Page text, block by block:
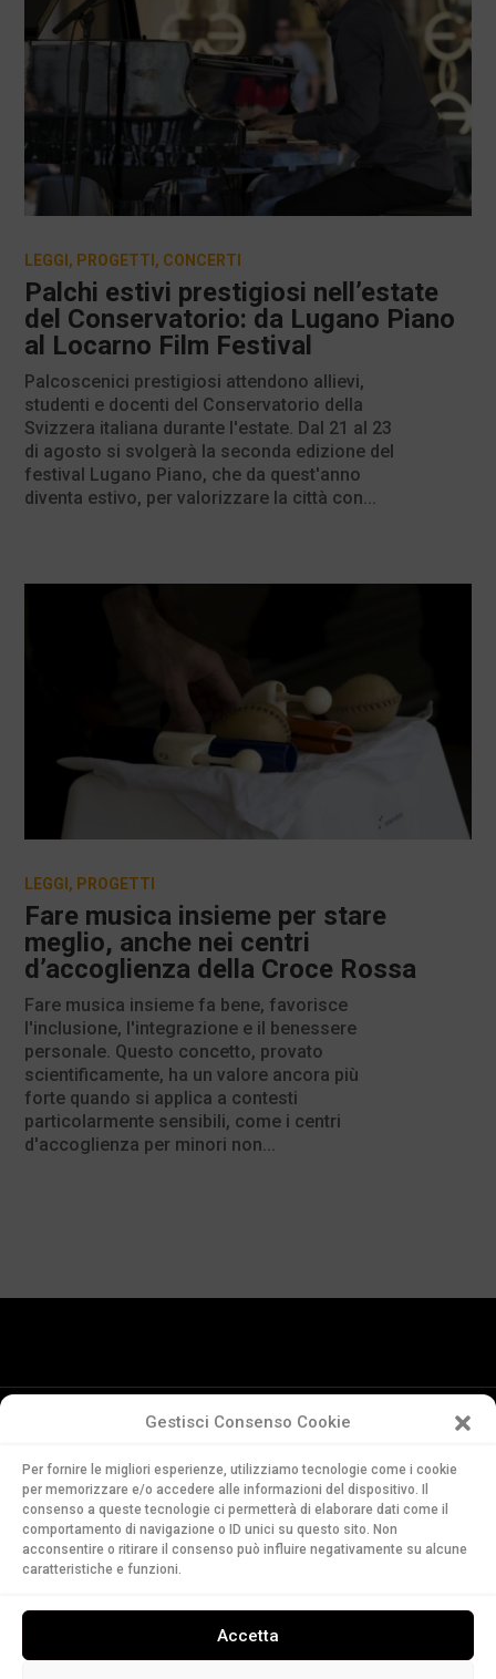
Gestisci Consenso Cookie
Per fornire le migliori esperienze, utilizziamo tecnologie come i cookie
per memorizzare e/o accedere alle informazioni del dispositivo. Il
consenso a queste tecnologie ci permetterà di elaborare dati come il
comportamento di navigazione o ID unici su questo sito. Non
acconsentire o ritirare il consenso può influire negativamente su alcune
caratteristiche e funzioni.
Accetta
Palchi estivi prestigiosi nell’estate
del Conservatorio: da Lugano Piano
al Locarno Film Festival
LEGGI, PROGETTI, CONCERTI
Palcoscenici prestigiosi attendono allievi,
studenti e docenti del Conservatorio della
Svizzera italiana durante l'estate. Dal 21 al 23
di agosto si svolgerà la seconda edizione del
festival Lugano Piano, che da quest'anno
diventa estivo, per valorizzare la città con...
Fare musica insieme per stare
meglio, anche nei centri
d’accoglienza della Croce Rossa
LEGGI, PROGETTI
Fare musica insieme fa bene, favorisce
l'inclusione, l'integrazione e il benessere
personale. Questo concetto, provato
scientificamente, ha un valore ancora più
forte quando si applica a contesti
particolarmente sensibili, come i centri
d'accoglienza per minori non...
della Svizzera Italiana
Via Soldino 9
CH-6900 Lugano
T. +41 91 960 30 40
LEGGI